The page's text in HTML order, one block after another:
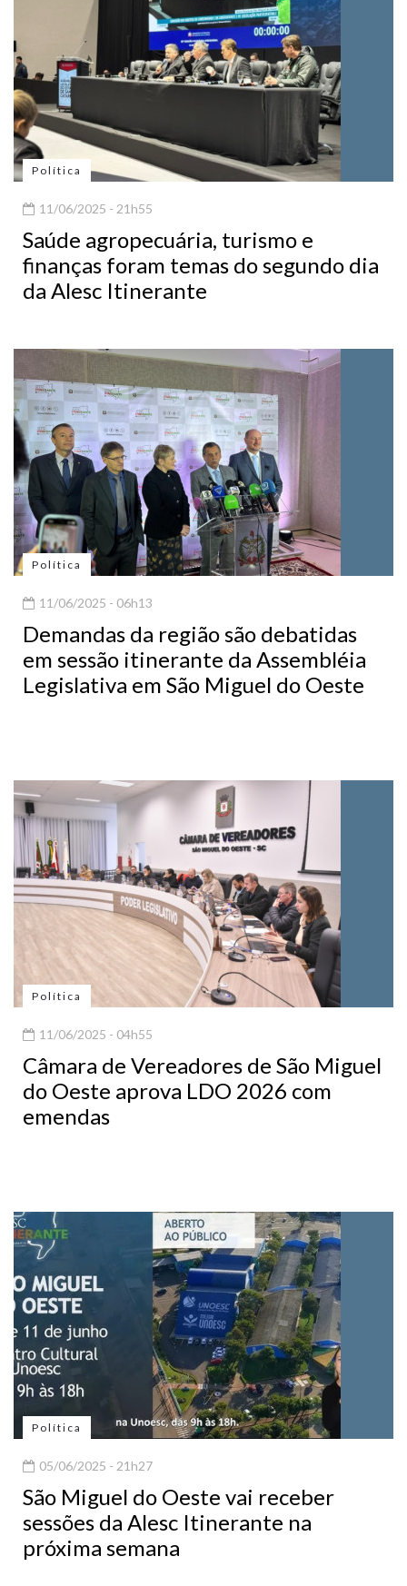
Política
11/06/2025 - 21h55
Saúde agropecuária, turismo e
finanças foram temas do segundo dia
da Alesc Itinerante
Política
11/06/2025 - 06h13
Demandas da região são debatidas
em sessão itinerante da Assembléia
Legislativa em São Miguel do Oeste
Política
11/06/2025 - 04h55
Câmara de Vereadores de São Miguel
do Oeste aprova LDO 2026 com
emendas
Política
05/06/2025 - 21h27
São Miguel do Oeste vai receber
sessões da Alesc Itinerante na
próxima semana